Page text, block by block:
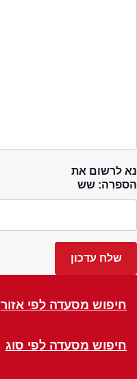
נא לרשום את
הספרה: שש
חיפוש מסעדה לפי אזור
חיפוש מסעדה לפי סוג